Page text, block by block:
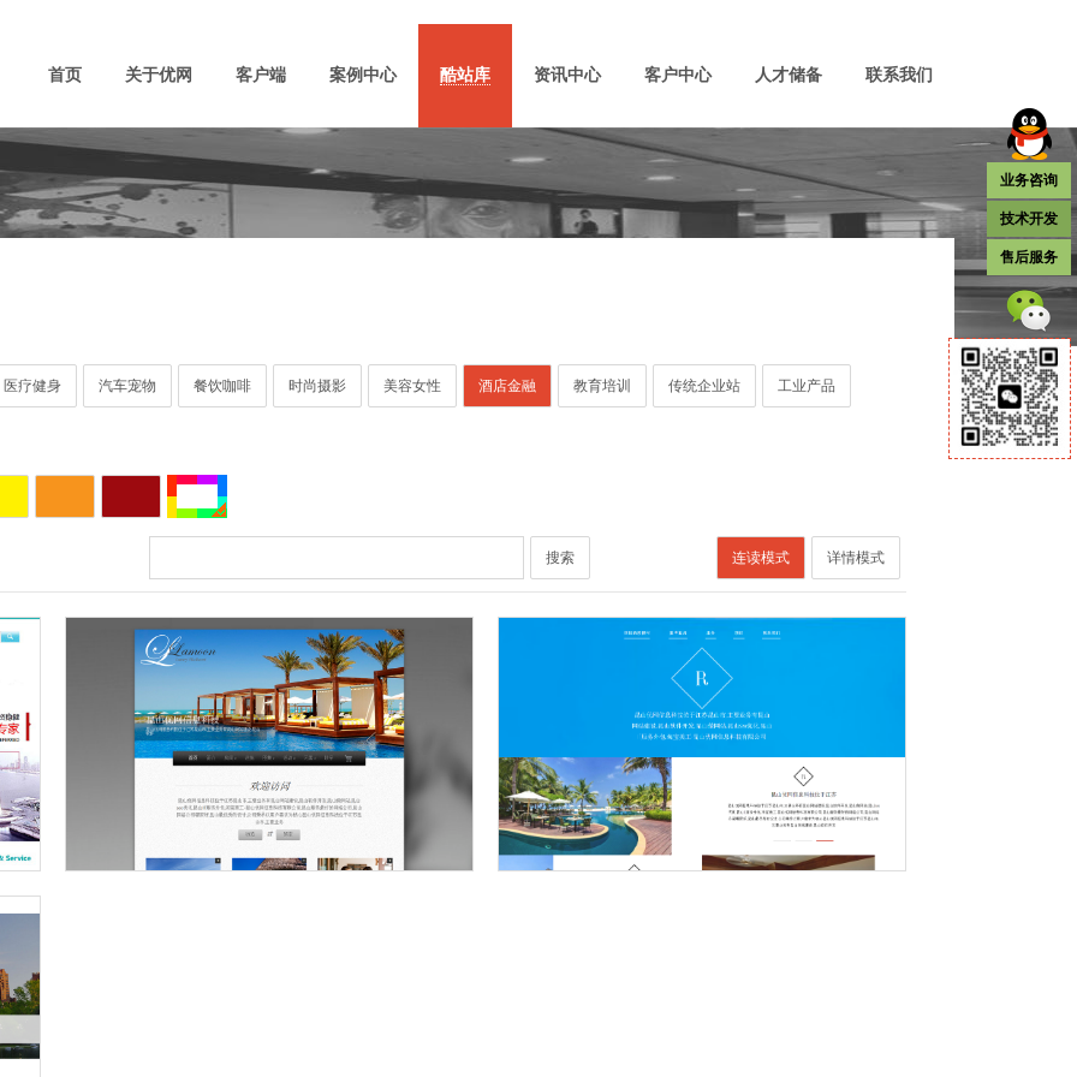
首页 关于优网 客户端 案例中心 酷站库 资讯中心 客户中心 人才储备 联系我们
医疗健身 汽车宠物 餐饮咖啡 时尚摄影 美容女性 酒店金融 教育培训 传统企业站 工业产品
详情模式
连读模式
搜索
业务咨询
技术开发
售后服务